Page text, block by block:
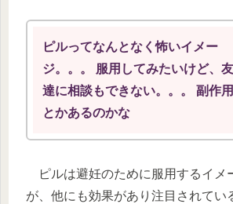
ピルってなんとなく怖いイメー
ジ。。。 服用してみたいけど、友
達に相談もできない。。。 副作用
とかあるのかな
ピルは避妊のために服用するイメ
が、他にも効果があり注目されてい